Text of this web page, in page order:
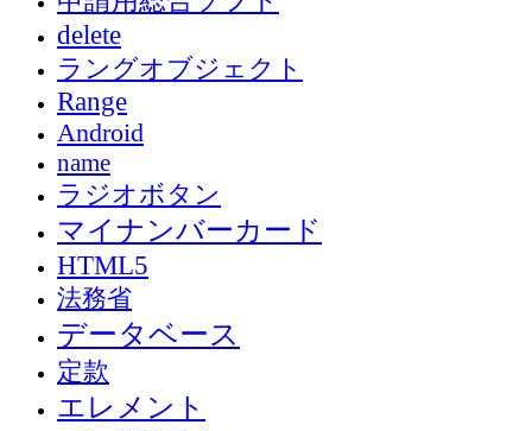
delete
ラングオブジェクト
Range
Android
name
ラジオボタン
マイナンバーカード
HTML5
法務省
データベース
定款
エレメント